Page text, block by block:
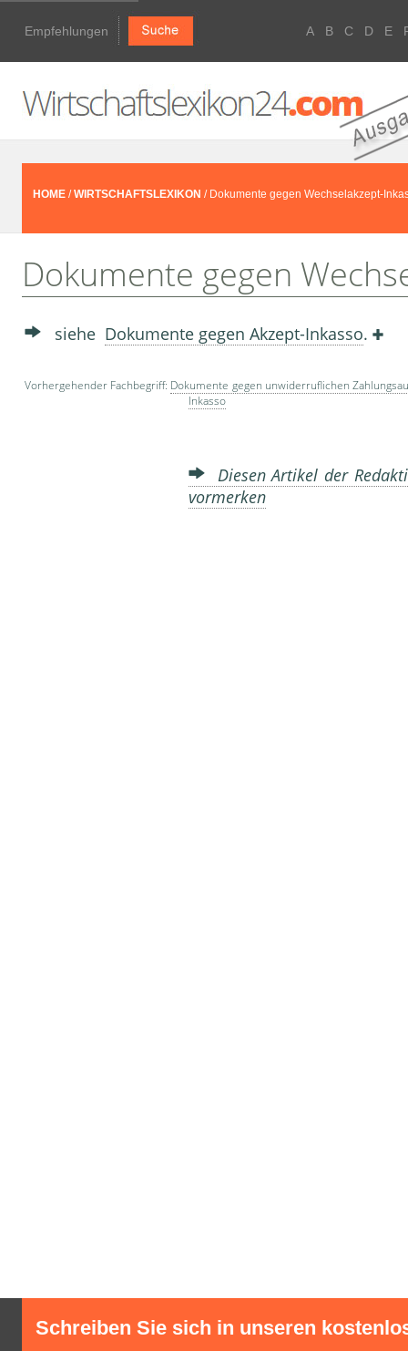
Empfehlungen A B C D E
HOME /WIRTSCHAFTSLEXIKON / Dokumente gegen Wechselakzept-
Dokumente gegen
siehe Dokumente gegen Akzept-Inkasso.
Vorhergehender Fachbegriff: Dokumente gegen unwiderruflichen
Inkasso
Diesen Artikel der
vormerken
Schreiben Sie sich in unseren